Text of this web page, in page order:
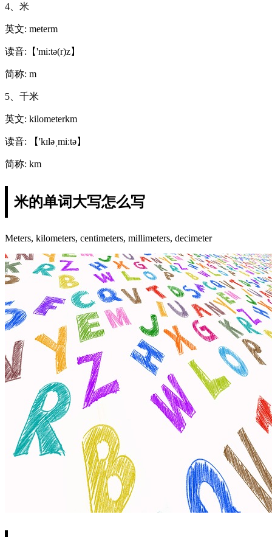
4、米
英文: meterm
读音:【 'mi:tə(r)z】
简称: m
5、千米
英文: kilometerkm
读音: 【'kɪləˌmiːtə】
简称: km
米的单词大写怎么写
Meters, kilometers, centimeters, millimeters, decimeter